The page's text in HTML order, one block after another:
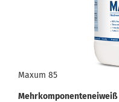
Maxum 85
Mehrkomponenteneiweiß